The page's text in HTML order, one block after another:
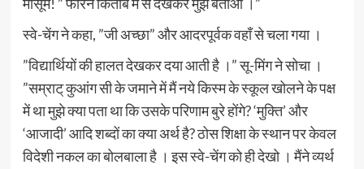
स्वे-चेंग ने कहा, ”जी अच्छा” और आदरपूर्वक वहाँ से चला गया ।
”विद्यार्थियों की हालत देखकर दया आती है ।” सू-मिंग ने सोचा ।
”सम्राट् कुआंग सी के जमाने में मैं नये किस्म के स्कूल खोलने के पक्ष
में था मुझे क्या पता था कि उसके परिणाम बुरे होंगे? ‘मुक्ति’ और
‘आजादी’ आदि शब्दों का क्या अर्थ है? ठोस शिक्षा के स्थान पर केवल
विदेशी नकल का बोलबाला है । इस स्वे-चेंग को ही देखो । मैंने व्यर्थ